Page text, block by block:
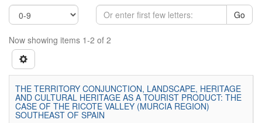
Go
Now showing items 1-2 of 2
THE TERRITORY CONJUNCTION, LANDSCAPE, HERITAGE
AND CULTURAL HERITAGE AS A TOURIST PRODUCT: THE
CASE OF THE RICOTE VALLEY (MURCIA REGION)
SOUTHEAST OF SPAIN